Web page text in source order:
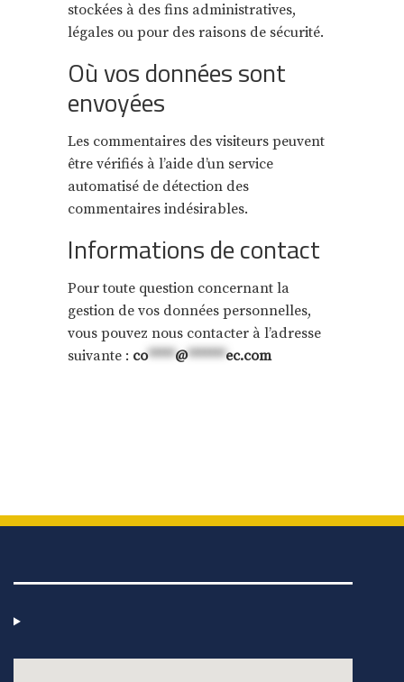
stockées à des fins administratives,
légales ou pour des raisons de sécurité.
Où vos données sont
envoyées
Les commentaires des visiteurs peuvent
être vérifiés à l’aide d’un service
automatisé de détection des
commentaires indésirables.
Informations de contact
Pour toute question concernant la
gestion de vos données personnelles,
vous pouvez nous contacter à l’adresse
suivante : co*****@*******ec.com